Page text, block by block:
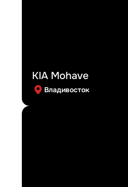
KIA Mohave
Владивосток